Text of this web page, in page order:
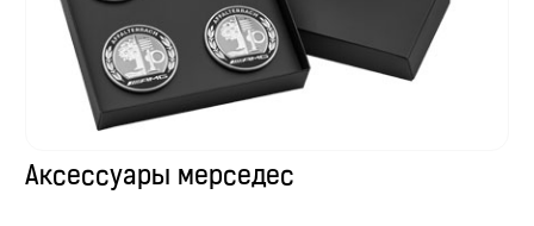
Аксессуары мерседес